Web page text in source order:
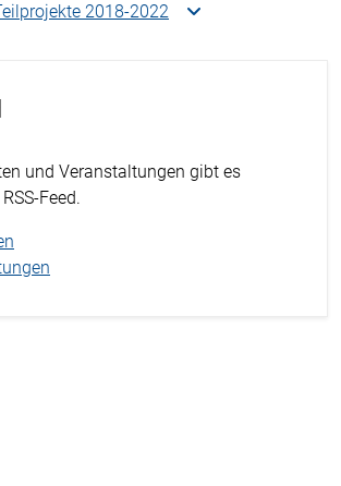
2018-2022
und Veranstaltungen gibt es
Feed.